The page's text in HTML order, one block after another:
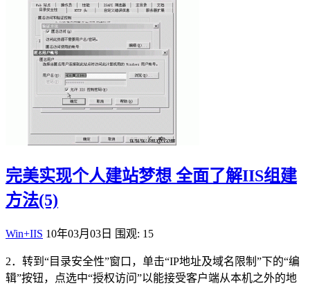
完美实现个人建站梦想 全面了解IIS组建
方法(5)
Win+IIS 10年03月03日 围观: 15
2．转到“目录安全性”窗口，单击“IP地址及域名限制”下的“编
辑”按钮，点选中“授权访问”以能接受客户端从本机之外的地